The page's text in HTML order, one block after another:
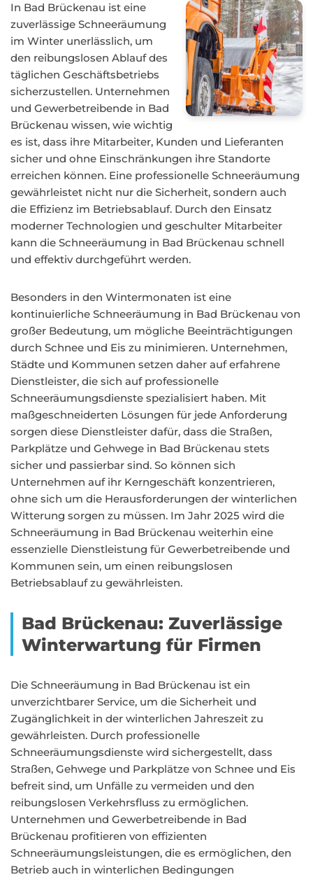
In Bad Brückenau ist eine
zuverlässige Schneeräumung
im Winter unerlässlich, um
den reibungslosen Ablauf des
täglichen Geschäftsbetriebs
sicherzustellen. Unternehmen
und Gewerbetreibende in Bad
Brückenau wissen, wie wichtig
es ist, dass ihre Mitarbeiter, Kunden und Lieferanten
sicher und ohne Einschränkungen ihre Standorte
erreichen können. Eine professionelle Schneeräumung
gewährleistet nicht nur die Sicherheit, sondern auch
die Effizienz im Betriebsablauf. Durch den Einsatz
moderner Technologien und geschulter Mitarbeiter
kann die Schneeräumung in Bad Brückenau schnell
und effektiv durchgeführt werden.
Besonders in den Wintermonaten ist eine
kontinuierliche Schneeräumung in Bad Brückenau von
großer Bedeutung, um mögliche Beeinträchtigungen
durch Schnee und Eis zu minimieren. Unternehmen,
Städte und Kommunen setzen daher auf erfahrene
Dienstleister, die sich auf professionelle
Schneeräumungsdienste spezialisiert haben. Mit
maßgeschneiderten Lösungen für jede Anforderung
sorgen diese Dienstleister dafür, dass die Straßen,
Parkplätze und Gehwege in Bad Brückenau stets
sicher und passierbar sind. So können sich
Unternehmen auf ihr Kerngeschäft konzentrieren,
ohne sich um die Herausforderungen der winterlichen
Witterung sorgen zu müssen. Im Jahr 2025 wird die
Schneeräumung in Bad Brückenau weiterhin eine
essenzielle Dienstleistung für Gewerbetreibende und
Kommunen sein, um einen reibungslosen
Betriebsablauf zu gewährleisten.
Bad Brückenau: Zuverlässige
Winterwartung für Firmen
Die Schneeräumung in Bad Brückenau ist ein
unverzichtbarer Service, um die Sicherheit und
Zugänglichkeit in der winterlichen Jahreszeit zu
gewährleisten. Durch professionelle
Schneeräumungsdienste wird sichergestellt, dass
Straßen, Gehwege und Parkplätze von Schnee und Eis
befreit sind, um Unfälle zu vermeiden und den
reibungslosen Verkehrsfluss zu ermöglichen.
Unternehmen und Gewerbetreibende in Bad
Brückenau profitieren von effizienten
Schneeräumungsleistungen, die es ermöglichen, den
Betrieb auch in winterlichen Bedingungen